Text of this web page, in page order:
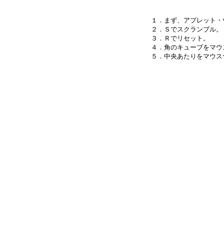
１．まず、アプレット
２．Ｓでスクランブル。
３．Ｒでリセット。
４．角のキューブをマ